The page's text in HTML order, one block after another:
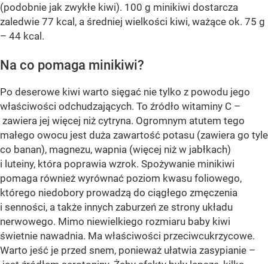
(podobnie jak zwykłe kiwi). 100 g minikiwi dostarcza
zaledwie 77 kcal, a średniej wielkości kiwi, ważące ok. 75 g
– 44 kcal.
Na co pomaga minikiwi?
Po deserowe kiwi warto sięgać nie tylko z powodu jego
właściwości odchudzających. To źródło witaminy C –
zawiera jej więcej niż cytryna. Ogromnym atutem tego
małego owocu jest duża zawartość potasu (zawiera go tyle
co banan), magnezu, wapnia (więcej niż w jabłkach)
i luteiny, która poprawia wzrok. Spożywanie minikiwi
pomaga również wyrównać poziom kwasu foliowego,
którego niedobory prowadzą do ciągłego zmęczenia
i senności, a także innych zaburzeń ze strony układu
nerwowego. Mimo niewielkiego rozmiaru baby kiwi
świetnie nawadnia. Ma właściwości przeciwcukrzycowe.
Warto jeść je przed snem, ponieważ ułatwia zasypianie –